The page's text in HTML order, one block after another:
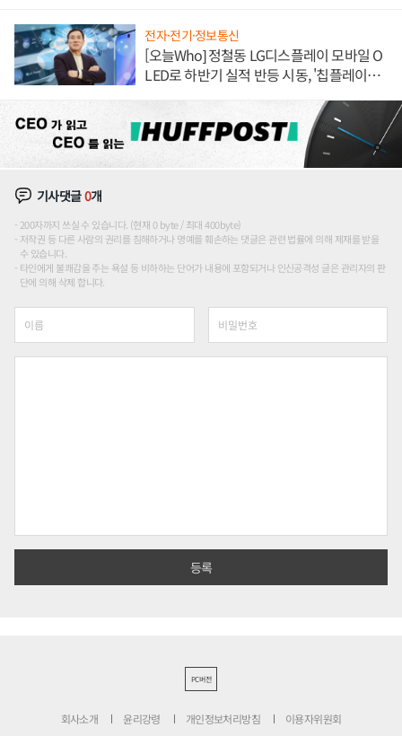
전자·전기·정보통신
[오늘Who] 정철동 LG디스플레이 모바일 O
LED로 하반기 실적 반등 시동, '칩플레이
기사댓글0개
200자까지 쓰실 수 있습니다. (현재 0 byte / 최대 400byte)
저작권 등 다른 사람의 권리를 침해하거나 명예를 훼손하는 댓글은 관련 법률에 의해 제재를 받을
수 있습니다.
타인에게 불쾌감을 주는 욕설 등 비하하는 단어가 내용에 포함되거나 인신공격성 글은 관리자의 판
단에 의해 삭제 합니다.
PC버전
회사소개 윤리강령 개인정보처리방침 이용자위원회